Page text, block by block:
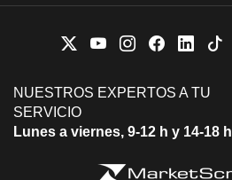
NUESTROS EXPERTOS A TU
SERVICIO
Lunes a viernes, 9-12 h y 14-18 h